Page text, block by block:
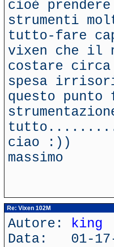
cioè
strumenti
tutto-fare
vixen che il
costare
spesa
questo
ciao :))
massimo
Re: Vixen 102M
Autore: king
Data: 01-